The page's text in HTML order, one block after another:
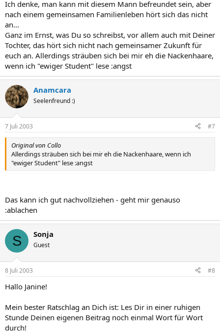
Ich denke, man kann mit diesem Mann befreundet sein, aber
nach einem gemeinsamen Familienleben hört sich das nicht
an...
Ganz im Ernst, was Du so schreibst, vor allem auch mit Deiner
Tochter, das hört sich nicht nach gemeinsamer Zukunft für
euch an. Allerdings sträuben sich bei mir eh die Nackenhaare,
wenn ich "ewiger Student" lese :angst
Anamcara
Seelenfreund :)
7 Juli 2003 #7
Original von Collo
Allerdings sträuben sich bei mir eh die Nackenhaare, wenn ich
"ewiger Student" lese :angst
Das kann ich gut nachvollziehen - geht mir genauso
:ablachen
S Sonja
Guest
8 Juli 2003 #8
Hallo Janine!
Mein bester Ratschlag an Dich ist: Les Dir in einer ruhigen
Stunde Deinen eigenen Beitrag noch einmal Wort für Wort
durch!